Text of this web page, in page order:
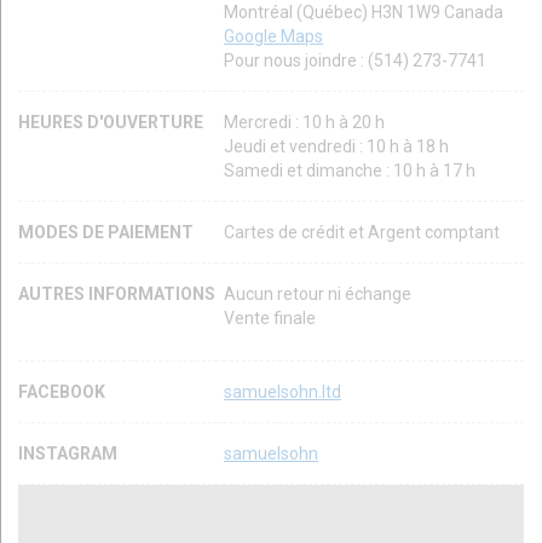
Montréal (Québec) H3N 1W9 Canada
Google Maps
Pour nous joindre : (514) 273-7741
HEURES D'OUVERTURE
Mercredi : 10 h à 20 h
Jeudi et vendredi : 10 h à 18 h
Samedi et dimanche : 10 h à 17 h
MODES DE PAIEMENT Cartes de crédit et Argent comptant
AUTRES INFORMATIONS Aucun retour ni échange
Vente finale
FACEBOOK samuelsohn.ltd
INSTAGRAM samuelsohn